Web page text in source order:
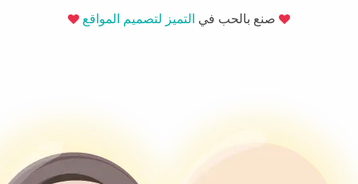
صنع بالحب في التميز لتصميم المواقع